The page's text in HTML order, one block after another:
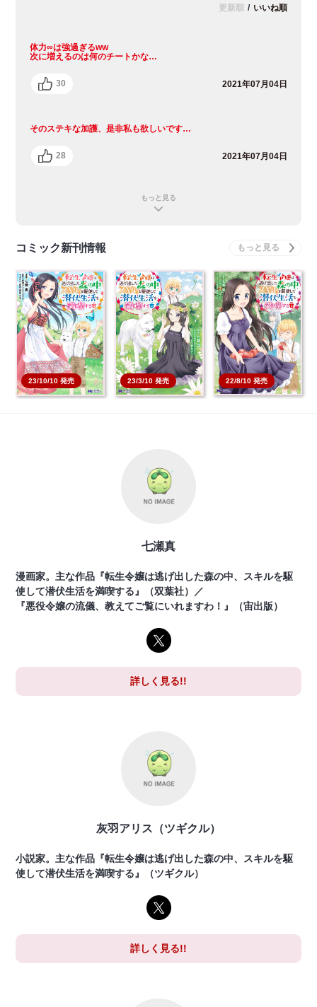
更新順 / いいね順
体力∞は強過ぎるww
次に増えるのは何のチートかな…
30 2021年07月04日
そのステキな加護、是非私も欲しいです…
28 2021年07月04日
もっと見る
コミック新刊情報
23/10/10 発売
転生令嬢は逃げ出した
森の中、スキルを駆使
し…
本を買う
23/3/10 発売
転生令嬢は逃げ出した
森の中、スキルを駆使
し…
本を買う
22/8/10 発売
転生令嬢は逃げ出した
森の中、スキルを駆使
し…
本を買う
七瀬真
漫画家。主な作品『転生令嬢は逃げ出した森の中、スキルを駆
使して潜伏生活を満喫する』（双葉社）／
『悪役令嬢の流儀、教えてご覧にいれますわ！』（宙出版）
詳しく見る!!
灰羽アリス（ツギクル）
小説家。主な作品『転生令嬢は逃げ出した森の中、スキルを駆
使して潜伏生活を満喫する』（ツギクル）
詳しく見る!!